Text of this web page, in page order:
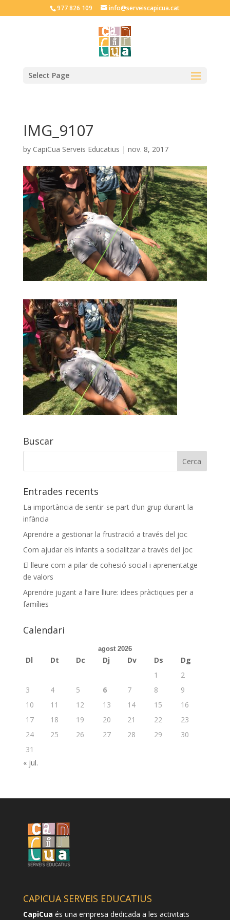
977 826 109 info@serveiscapicua.cat
Select Page
IMG_9107
by CapiCua Serveis Educatius | nov. 8, 2017
Buscar
Entrades recents
La importància de sentir-se part d’un grup durant la
infància
Aprendre a gestionar la frustració a través del joc
Com ajudar els infants a socialitzar a través del joc
El lleure com a pilar de cohesió social i aprenentatge
de valors
Aprendre jugant a l’aire lliure: idees pràctiques per a
famílies
Calendari
agost 2026
Dl Dt Dc Dj Dv Ds
Dg
1
2
3
4 5 6 7 8
9
10
11 12 13 14 15
16
17
18 19 20 21 22
23
24
25 26 27 28 29
30
31
« jul.
CAPICUA SERVEIS EDUCATIUS
CapiCua és una empresa dedicada a les activitats